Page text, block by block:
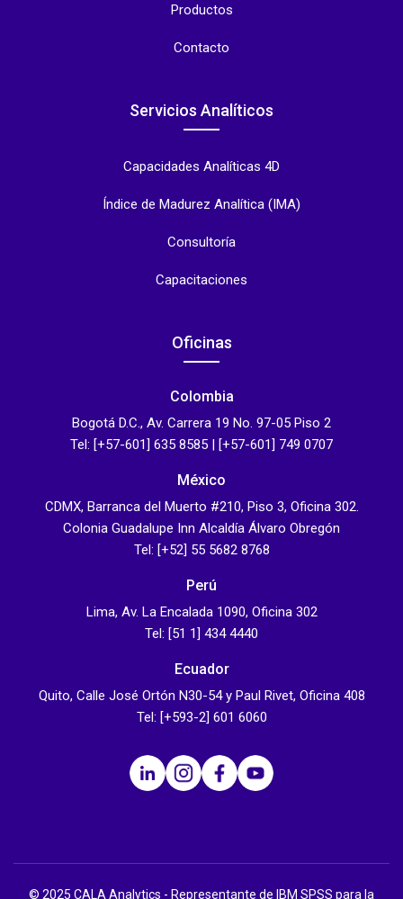
Productos
Contacto
Servicios Analíticos
Capacidades Analíticas 4D
Índice de Madurez Analítica (IMA)
Consultoría
Capacitaciones
Oficinas
Colombia
Bogotá D.C., Av. Carrera 19 No. 97-05 Piso 2
Tel: [+57-601] 635 8585 | [+57-601] 749 0707
México
CDMX, Barranca del Muerto #210, Piso 3, Oficina 302.
Colonia Guadalupe Inn Alcaldía Álvaro Obregón
Tel: [+52] 55 5682 8768
Perú
Lima, Av. La Encalada 1090, Oficina 302
Tel: [51 1] 434 4440
Ecuador
Quito, Calle José Ortón N30-54 y Paul Rivet, Oficina 408
Tel: [+593-2] 601 6060
© 2025 CALA Analytics - Representante de IBM SPSS para la